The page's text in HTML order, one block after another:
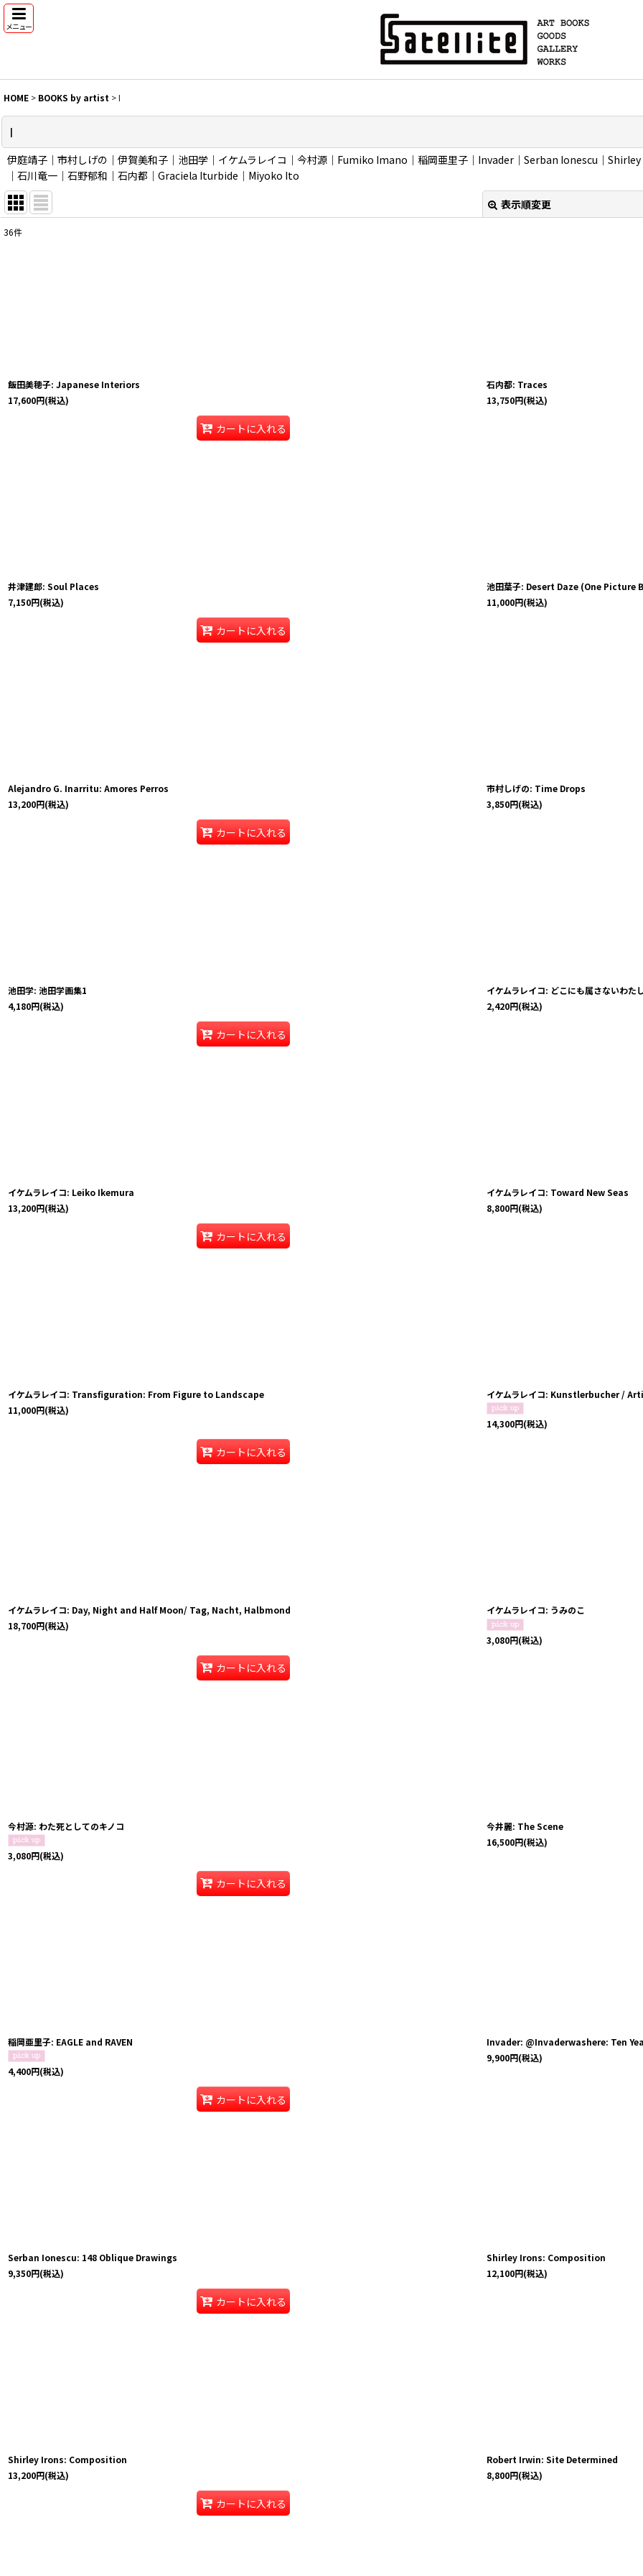
メニュー
HOME > BOOKS by artist >I
I
伊庭靖子｜市村しげの｜伊賀美和子｜池田学｜イケムラレイコ｜今村源｜Fumiko Imano｜稲岡亜里子｜Invader｜Serban Ionescu｜
｜石川竜一｜石野郁和｜石内都｜Graciela Iturbide｜Miyoko Ito
表示順変更
36件
飯田美穂子: Japanese Interiors
17,600円(税込)
カートに入れる
石内都: Traces
13,750円(税込)
井津建郎: Soul Places
7,150円(税込)
カートに入れる
池田葉子: Desert Daze (One Picture
11,000円(税込)
Alejandro G. Inarritu: Amores Perros
13,200円(税込)
カートに入れる
市村しげの: Time Drops
3,850円(税込)
池田学: 池田学画集1
4,180円(税込)
カートに入れる
イケムラレイコ: どこにも属さないわた
2,420円(税込)
イケムラレイコ: Leiko Ikemura
13,200円(税込)
カートに入れる
イケムラレイコ: Toward New Seas
8,800円(税込)
イケムラレイコ: Transfiguration: From Figure to Landscape
11,000円(税込)
カートに入れる
イケムラレイコ: Kunstlerbucher /
14,300円(税込)
イケムラレイコ: Day, Night and Half Moon/ Tag, Nacht, Halbmond
18,700円(税込)
カートに入れる
イケムラレイコ: うみのこ
3,080円(税込)
今村源: わた死としてのキノコ
3,080円(税込)
カートに入れる
今井麗: The Scene
16,500円(税込)
稲岡亜里子: EAGLE and RAVEN
4,400円(税込)
カートに入れる
Invader: @Invaderwashere: Ten
9,900円(税込)
Serban Ionescu: 148 Oblique Drawings
9,350円(税込)
カートに入れる
Shirley Irons: Composition
12,100円(税込)
Shirley Irons: Composition
13,200円(税込)
カートに入れる
Robert Irwin: Site Determined
8,800円(税込)